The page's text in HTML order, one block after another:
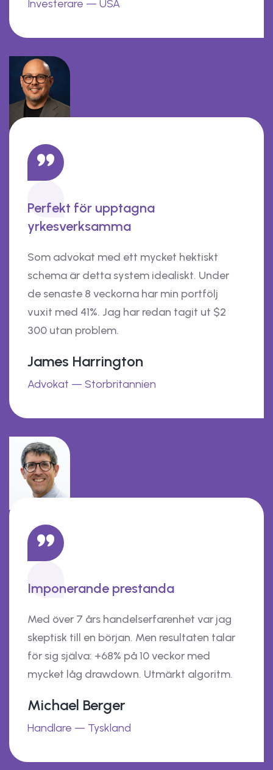
Investerare — USA
Perfekt för upptagna
yrkesverksamma
Som advokat med ett mycket hektiskt
schema är detta system idealiskt. Under
de senaste 8 veckorna har min portfölj
vuxit med 41%. Jag har redan tagit ut $2
300 utan problem.
James Harrington
Advokat — Storbritannien
Imponerande prestanda
Med över 7 års handelserfarenhet var jag
skeptisk till en början. Men resultaten talar
för sig själva: +68% på 10 veckor med
mycket låg drawdown. Utmärkt algoritm.
Michael Berger
Handlare — Tyskland